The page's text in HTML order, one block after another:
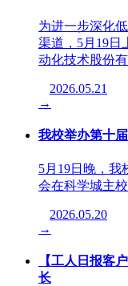
为进一步深化
渠道，5月19日
动化技术股份
2026.05.21
→
我校举办第十
5月19日晚，我
会在科学城主
2026.05.20
→
【工人日报客
长